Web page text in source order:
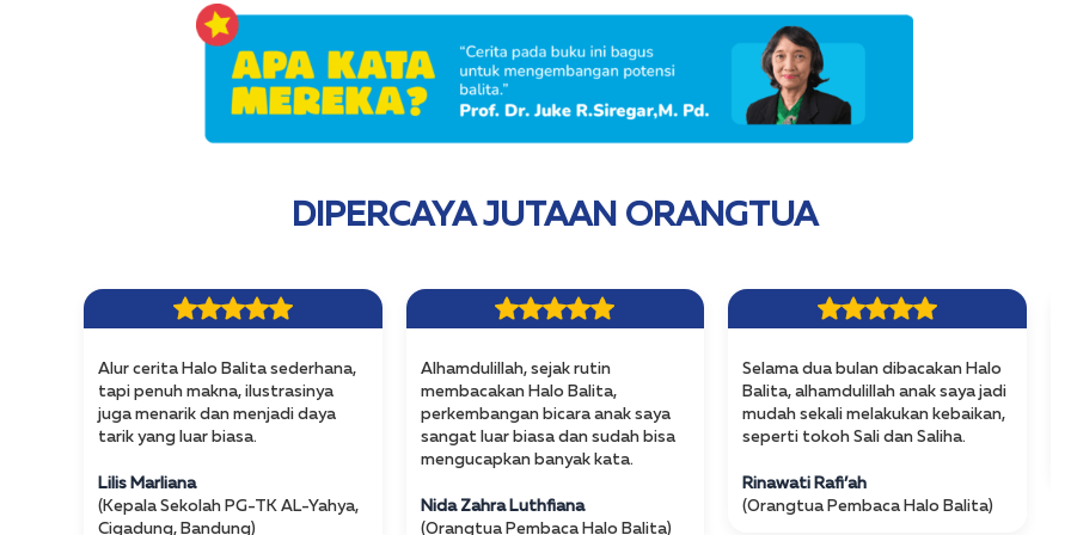
DIPERCAYA JUTAAN ORANGTUA
Alur cerita Halo Balita sederhana,
tapi penuh makna, ilustrasinya
juga menarik dan menjadi daya
tarik yang luar biasa.
Lilis Marliana
(Kepala Sekolah PG-TK AL-Yahya,
Cigadung, Bandung)
Alhamdulillah, sejak rutin
membacakan Halo Balita,
perkembangan bicara anak saya
sangat luar biasa dan sudah bisa
mengucapkan banyak kata.
Nida Zahra Luthfiana
(Orangtua Pembaca Halo Balita)
Selama dua bulan dibacakan Halo
Balita, alhamdulillah anak saya jadi
mudah sekali melakukan kebaikan,
seperti tokoh Sali dan Saliha.
Rinawati Rafi’ah
(Orangtua Pembaca Halo Balita)